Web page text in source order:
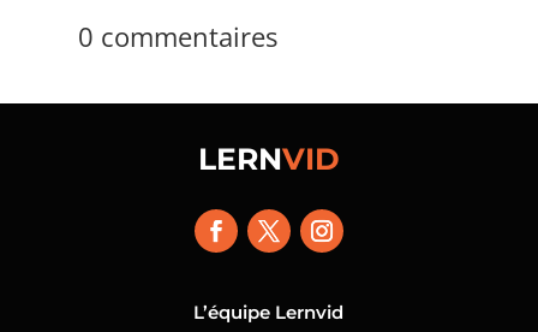
0 commentaires
LERNVID
L’équipe Lernvid